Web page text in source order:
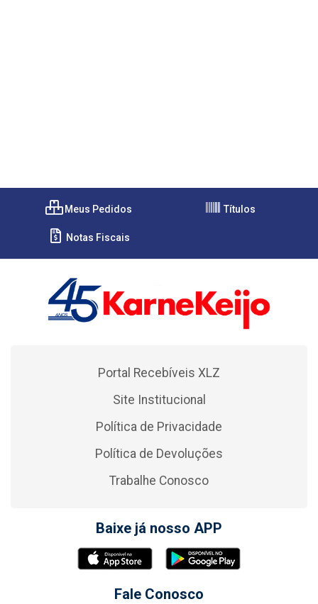
Meus Pedidos Títulos
Notas Fiscais
Portal Recebíveis XLZ
Site Institucional
Política de Privacidade
Política de Devoluções
Trabalhe Conosco
Baixe já nosso APP
Fale Conosco